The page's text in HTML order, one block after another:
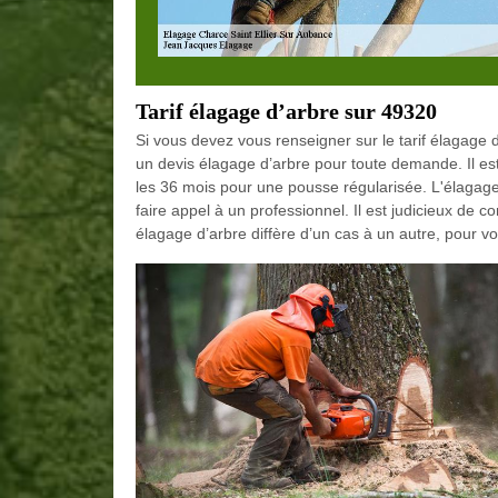
Tarif élagage d’arbre sur 49320
Si vous devez vous renseigner sur le tarif élagage
un devis élagage d’arbre pour toute demande. Il
les 36 mois pour une pousse régularisée.
faire appel à un professionnel. Il est judicieux de
élagage d’arbre diffère d’un cas à un autre, pour